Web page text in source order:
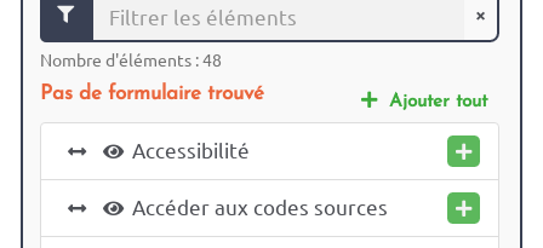
×
Nombre d'éléments :48
Pas de formulaire trouvé Ajouter tout
Accessibilité
Accéder aux codes sources